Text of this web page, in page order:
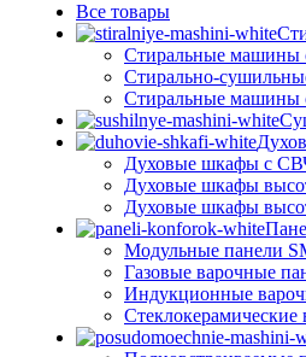
Все товары
Стиральные машины
Стирально-
Стиральные машины
Духовые шкафы с
Духовые шкафы
Духовые шкафы
Модульные панели
Газовые варочные
Индукционные
Стеклокерамические